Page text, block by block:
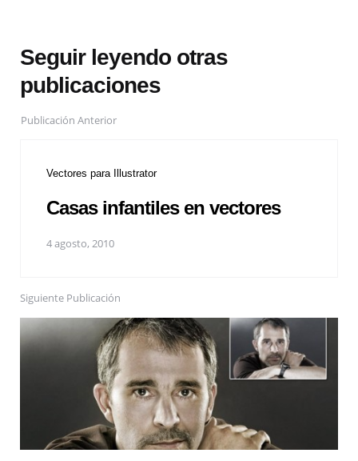
Seguir leyendo otras
publicaciones
Publicación Anterior
Vectores para Illustrator
Casas infantiles en vectores
4 agosto, 2010
Siguiente Publicación